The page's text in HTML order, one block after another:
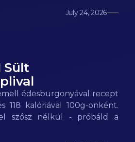
July 24, 2026
Sült
édesburgonyával recept
118 kalóriával 100g-onként.
szósz nélkül - próbáld a